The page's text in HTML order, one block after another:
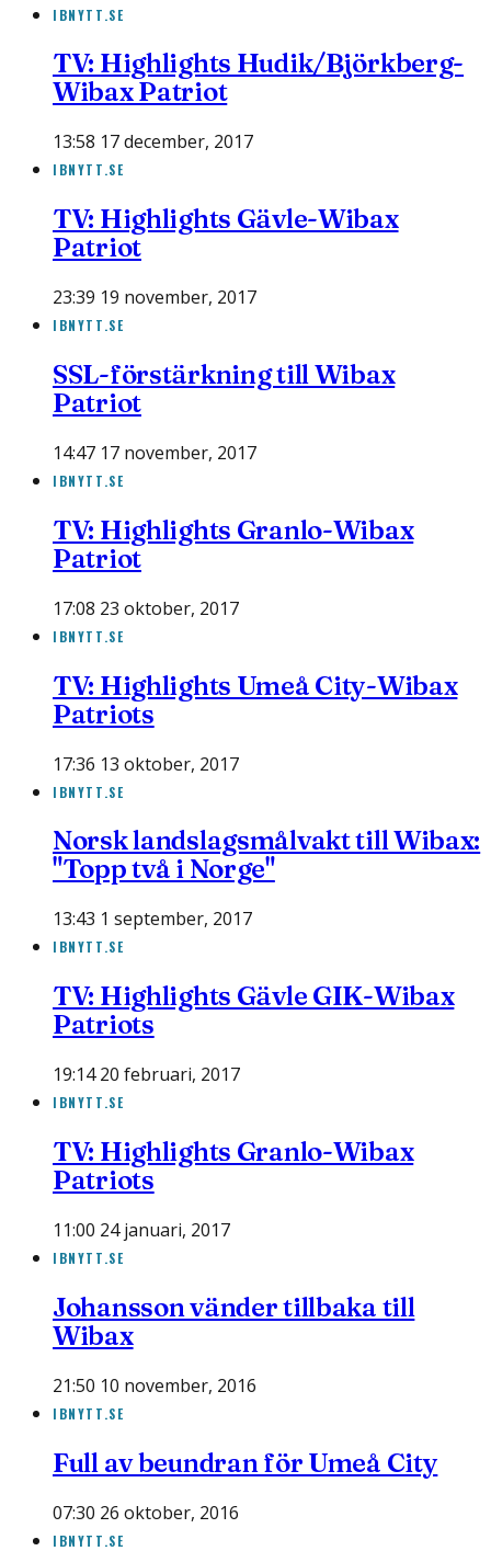
IBNYTT.SE
TV: Highlights Hudik/Björkberg-
Wibax Patriot
13:58 17 december, 2017
IBNYTT.SE
TV: Highlights Gävle-Wibax
Patriot
23:39 19 november, 2017
IBNYTT.SE
SSL-förstärkning till Wibax
Patriot
14:47 17 november, 2017
IBNYTT.SE
TV: Highlights Granlo-Wibax
Patriot
17:08 23 oktober, 2017
IBNYTT.SE
TV: Highlights Umeå City-Wibax
Patriots
17:36 13 oktober, 2017
IBNYTT.SE
Norsk landslagsmålvakt till Wibax:
"Topp två i Norge"
13:43 1 september, 2017
IBNYTT.SE
TV: Highlights Gävle GIK-Wibax
Patriots
19:14 20 februari, 2017
IBNYTT.SE
TV: Highlights Granlo-Wibax
Patriots
11:00 24 januari, 2017
IBNYTT.SE
Johansson vänder tillbaka till
Wibax
21:50 10 november, 2016
IBNYTT.SE
Full av beundran för Umeå City
07:30 26 oktober, 2016
IBNYTT.SE